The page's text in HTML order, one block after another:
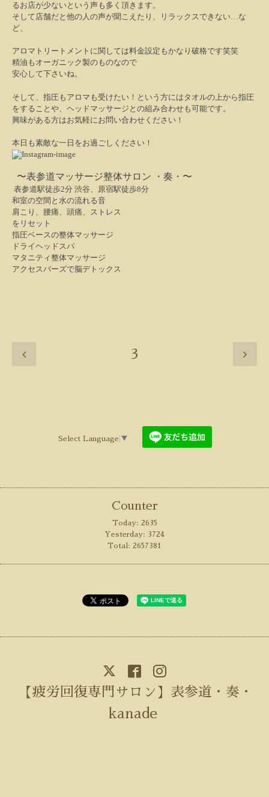
るお店が少ないという声も多く頂きます。
そして店舗だと他の人の声が聞こえたり、リラックスできない…な
ど、
アロマトリートメントに関しては料金設定もかなり破格です笑笑
精油もオーガニック製のものなので
安心して下さいね。
そして、指圧もアロマも受けたい！という方にはタオルの上から指圧
をすることや、ヘッドマッサージとの組み合わせも可能です。
興味がある方はお気軽にお問い合わせください！
本日も素敵な一日をお過ごしください！
〜表参道マッサージ整体サロン ・奏・〜
表参道駅徒歩2分 渋谷、原宿駅徒歩8分
和室の空間と水の流れる音
肩こり、腰痛、頭痛、ストレス
をリセット
指圧ベースの整体マッサージ
ドライヘッドスパ
マタニティ整体マッサージ
アクセスバーズで脳デトックス
3
Select Language ▼
Counter
Today: 2635
Yesterday: 3724
Total: 2657381
【疲労回復専門サロン】表参道・奏・
kanade